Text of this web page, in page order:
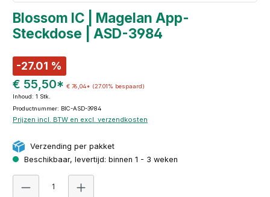
Blossom IC | Magelan App-
Steckdose | ASD-3984
-27.01 %
€ 55,50* € 76,04* (27.01% bespaard)
Inhoud: 1 Stk.
Productnummer: BIC-ASD-3984
Prijzen incl. BTW en excl. verzendkosten
Verzending per pakket
Beschikbaar, levertijd: binnen 1 - 3 weken